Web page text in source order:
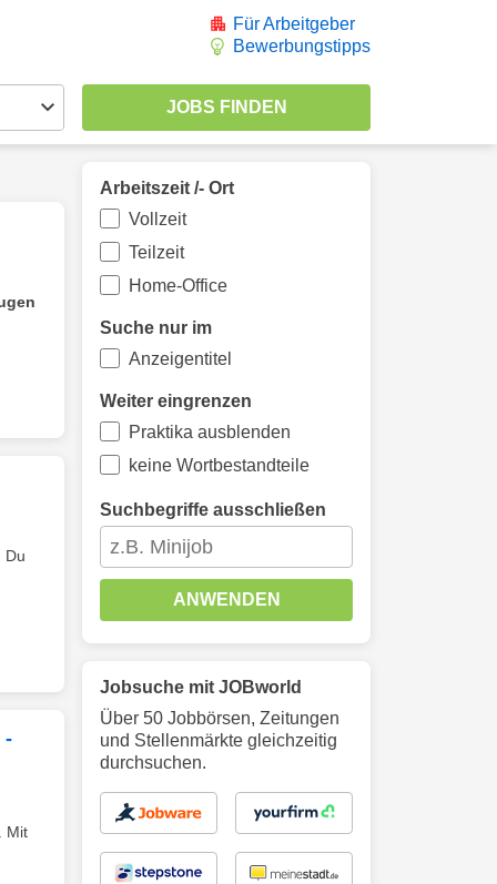
Für Arbeitgeber
Bewerbungstipps
Du
-
Mit
Arbeitszeit /- Ort
Vollzeit
Teilzeit
Home-Office
Suche nur im
Anzeigentitel
Weiter eingrenzen
Praktika ausblenden
keine Wortbestandteile
Suchbegriffe ausschließen
ANWENDEN
Jobsuche mit JOBworld
Über 50 Jobbörsen, Zeitungen
und Stellenmärkte gleichzeitig
durchsuchen.